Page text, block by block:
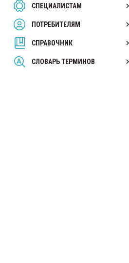
СПЕЦИАЛИСТАМ
ПОТРЕБИТЕЛЯМ
СПРАВОЧНИК
СЛОВАРЬ ТЕРМИНОВ